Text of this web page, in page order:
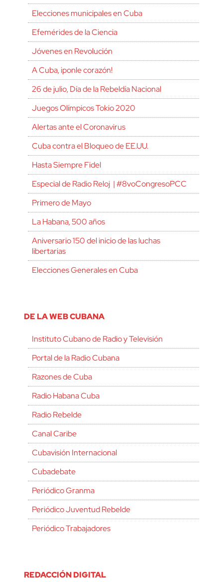
Elecciones municipales en Cuba
Efemérides de la Ciencia
Jóvenes en Revolución
A Cuba, ¡ponle corazón!
26 de julio, Día de la Rebeldía Nacional
Juegos Olímpicos Tokio 2020
Alertas ante el Coronavirus
Cuba contra el Bloqueo de EE.UU.
Hasta Siempre Fidel
Especial de Radio Reloj | #8voCongresoPCC
Primero de Mayo
La Habana, 500 años
Aniversario 150 del inicio de las luchas
libertarias
Elecciones Generales en Cuba
DE LA WEB CUBANA
Instituto Cubano de Radio y Televisión
Portal de la Radio Cubana
Razones de Cuba
Radio Habana Cuba
Radio Rebelde
Canal Caribe
Cubavisión Internacional
Cubadebate
Periódico Granma
Periódico Juventud Rebelde
Periódico Trabajadores
REDACCIÓN DIGITAL